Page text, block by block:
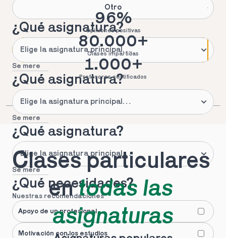
Otro
¿Qué asignatura?
Se mere
¿Qué asignatura?
Se mere
¿Qué asignatura?
Se mere
¿Qué necesidades?
Nuestras recomendaciones
Apoyo de un profesional
Motivación con los estudios
96%
Opiniones positivas
80.000+
Clases impartidas
1.000+
Profesores certificados
Clases particulares
en todas las
asignaturas